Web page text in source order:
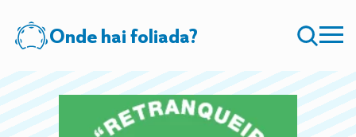
Onde hai foliada?